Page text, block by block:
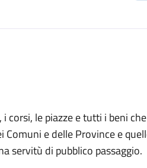
corsi, le piazze e tutti i beni
e delle Province e
servitù di pubblico passaggio.